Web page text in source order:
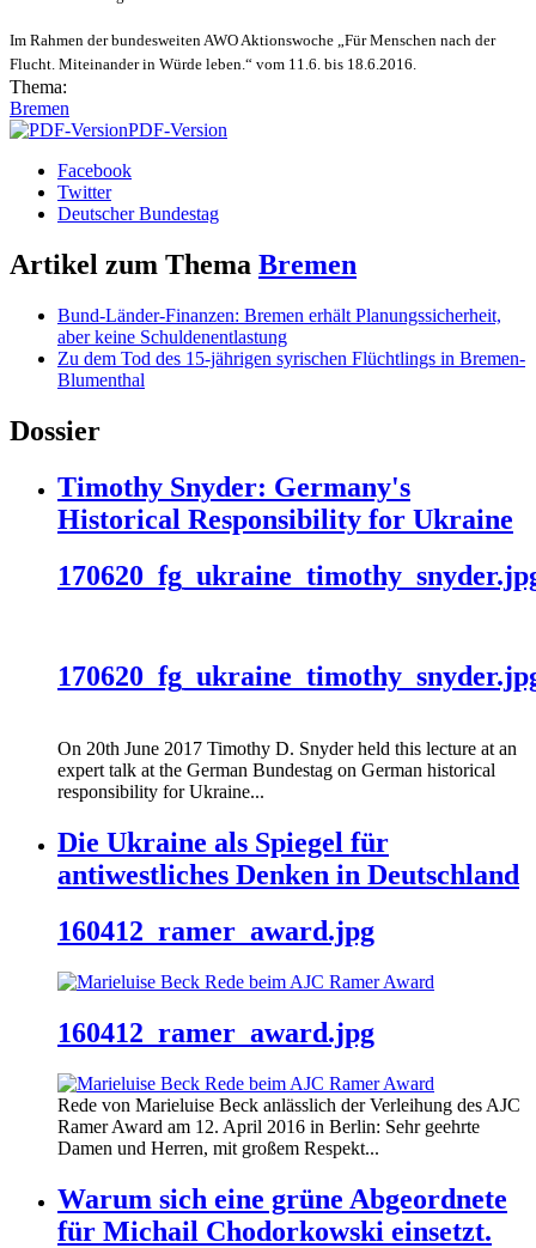
Im Rahmen der bundesweiten AWO Aktionswoche „Für Menschen nach der
Flucht. Miteinander in Würde leben.“ vom 11.6. bis 18.6.2016.
Thema:
Bremen
PDF-Version
Facebook
Twitter
Deutscher Bundestag
Artikel zum Thema Bremen
Bund-Länder-Finanzen: Bremen erhält Planungssicherheit,
aber keine Schuldenentlastung
Zu dem Tod des 15-jährigen syrischen Flüchtlings in Bremen-
Blumenthal
Dossier
Timothy Snyder: Germany's
Historical Responsibility for Ukraine
On 20th June 2017 Timothy D. Snyder held this lecture at an
expert talk at the German Bundestag on German historical
responsibility for Ukraine...
Die Ukraine als Spiegel für
antiwestliches Denken in Deutschland
160412_ramer_award.jpg
160412_ramer_award.jpg
Rede von Marieluise Beck anlässlich der Verleihung des AJC
Ramer Award am 12. April 2016 in Berlin: Sehr geehrte
Damen und Herren, mit großem Respekt...
Warum sich eine grüne Abgeordnete
für Michail Chodorkowski einsetzt.